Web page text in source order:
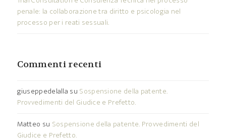
penale: la collaborazione tra diritto e psicologia nel
processo per i reati sessuali.
Commenti recenti
giuseppedelalla su Sospensione della patente.
Provvedimenti del Giudice e Prefetto.
Matteo su Sospensione della patente. Provvedimenti del
Giudice e Prefetto.